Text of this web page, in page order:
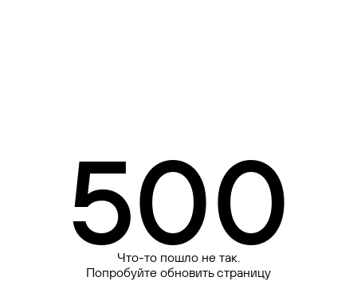
500
Что-то пошло не так.
Попробуйте обновить страницу